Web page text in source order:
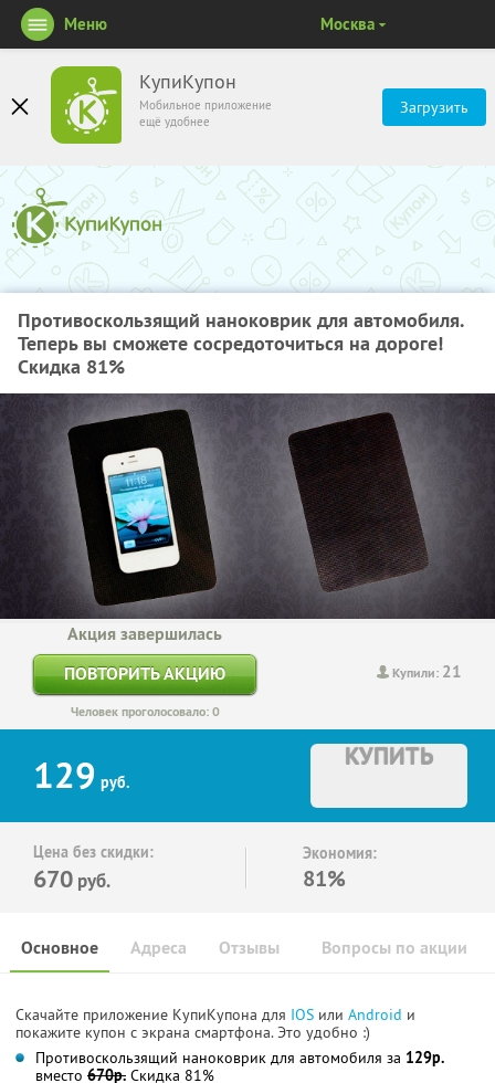
КупиКупон
Мобильное приложение
ещё удобнее
Загрузить
Меню Москва
Противоскользящий наноковрик для автомобиля.
Теперь вы сможете сосредоточиться на дороге!
Скидка 81%
Купили: 21
Акция завершилась
ПОВТОРИТЬ АКЦИЮ
Человек проголосовало: 0
129 руб.
КУПИТЬ
Цена без скидки:
670 руб.
Экономия:
81%
Основное Отзывы Вопросы по акции
Адреса
Скачайте приложение КупиКупона для IOS или Android и
покажите купон с экрана смартфона. Это удобно :)
Противоскользящий наноковрик для автомобиля за 129р.
вместо 670р. Скидка 81%